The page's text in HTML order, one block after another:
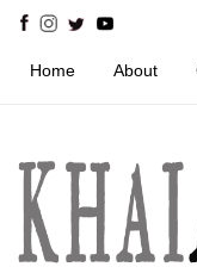
Home About